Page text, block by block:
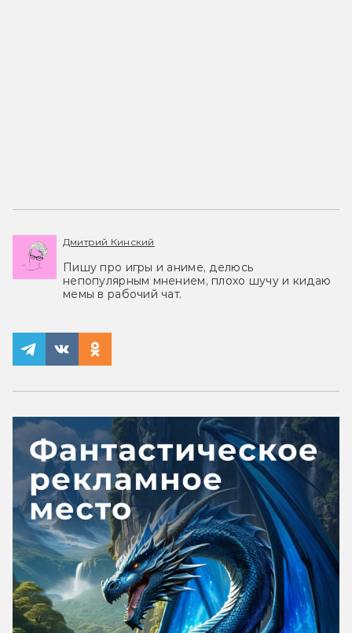
Дмитрий Кинский
Пишу про игры и аниме, делюсь
непопулярным мнением, плохо шучу и кидаю
мемы в рабочий чат.